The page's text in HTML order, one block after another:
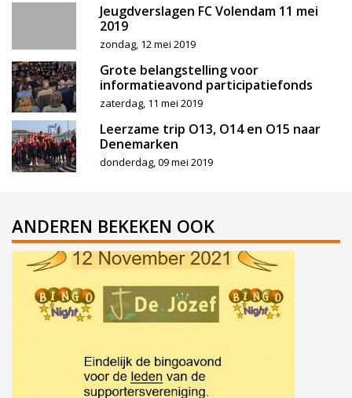
Jeugdverslagen FC Volendam 11 mei
2019
zondag, 12 mei 2019
Grote belangstelling voor
informatieavond participatiefonds
zaterdag, 11 mei 2019
Leerzame trip O13, O14 en O15 naar
Denemarken
donderdag, 09 mei 2019
ANDEREN BEKEKEN OOK